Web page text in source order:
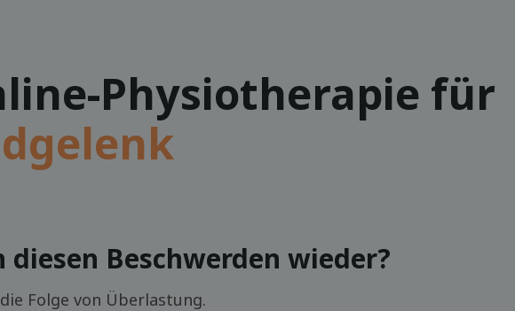
Physiotherapie für
diesen Beschwerden wieder?
Folge von Überlastung.